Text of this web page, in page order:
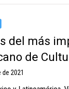
del más
de
2021